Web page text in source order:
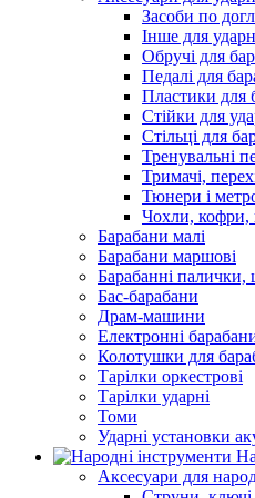
Засоби по
Інше для
Обручі для
Педалі для
Пластики для
Стійки для
Стільці для
Тренувальні
Тримачі,
Тюнери і
Чохли, кофри,
Барабани малі
Барабани маршові
Барабанні палички,
Бас-барабани
Драм-машини
Електронні
Колотушки для
Тарілки оркестрові
Тарілки ударні
Томи
Ударні установки
Аксесуари для